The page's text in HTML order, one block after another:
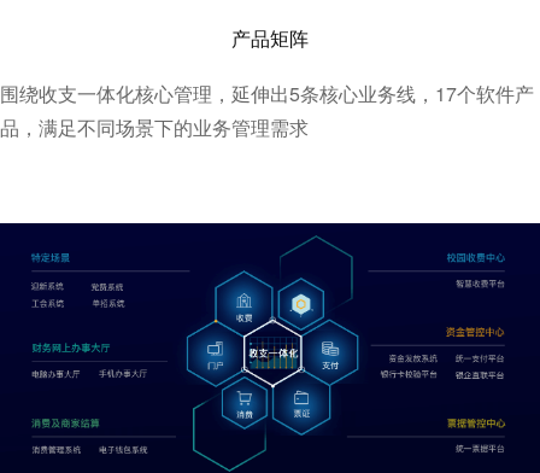
产品矩阵
围绕收支一体化核心管理，延伸出5条核心业务线，17个软件产
品，满足不同场景下的业务管理需求